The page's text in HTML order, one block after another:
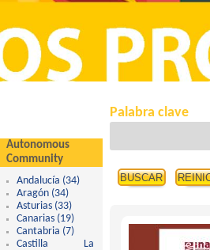
Palabra clave
Autonomous
Community
Andalucía (34) Apply Andalucía filter
Aragón (34)
Asturias (33)
Canarias (19)
Cantabria (7) Apply Cantabria filter
Castilla La